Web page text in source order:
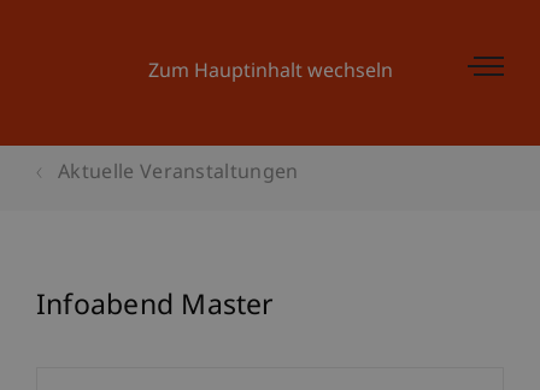
Zum Hauptinhalt wechseln
Aktuelle Veranstaltungen
Infoabend Master